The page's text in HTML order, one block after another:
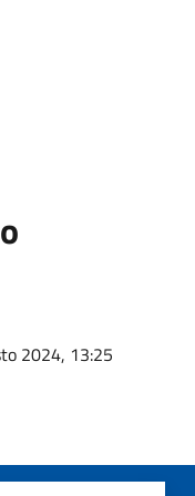
2024, 13:25